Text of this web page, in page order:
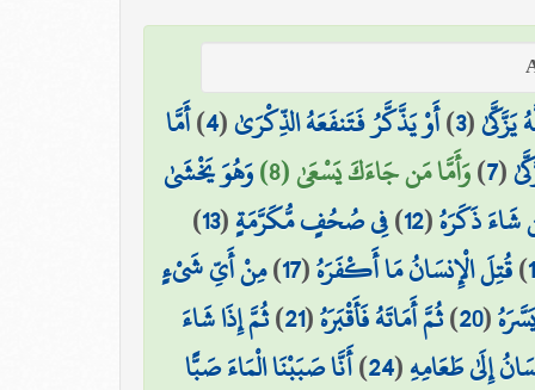
يَزَّكَّىٰ(
3
)أَوْ يَذَّكَّرُ فَتَنفَعَهُ الذِّكْرَىٰ(
4
)أَمَّا
(
7
)وَأَمَّا مَن جَاءَكَ يَسْعَىٰ (8) وَهُوَ يَخْشَىٰ
شَاءَ ذَكَرَهُ(
12
)فِي صُحُفٍ مُّكَرَّمَةٍ(
13
)
)قُتِلَ الْإِنسَانُ مَا أَكْفَرَهُ(
17
)مِنْ أَيِّ شَيْءٍ
(
20
)ثُمَّ أَمَاتَهُ فَأَقْبَرَهُ(
21
)ثُمَّ إِذَا شَاءَ
إِلَىٰ طَعَامِهِ(
24
)أَنَّا صَبَبْنَا الْمَاءَ صَبًّا